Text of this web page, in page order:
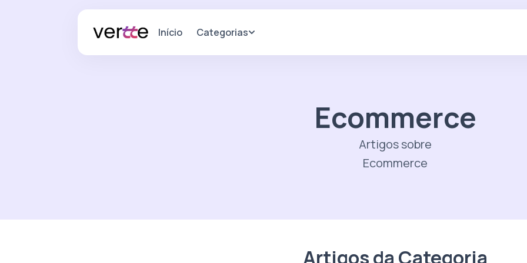
Início Categorias
Ecommerce
Artigos sobre
Ecommerce
Artigos da Categoria